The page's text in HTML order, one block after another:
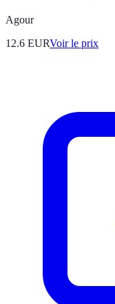
Agour
12.6 EURVoir le prix